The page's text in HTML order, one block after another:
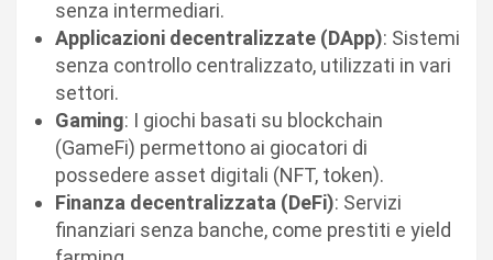
senza intermediari.
Applicazioni decentralizzate (DApp): Sistemi
senza controllo centralizzato, utilizzati in vari
settori.
Gaming: I giochi basati su blockchain
(GameFi) permettono ai giocatori di
possedere asset digitali (NFT, token).
Finanza decentralizzata (DeFi): Servizi
finanziari senza banche, come prestiti e yield